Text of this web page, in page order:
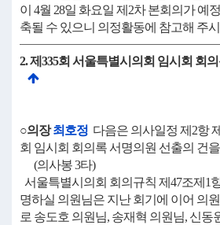
이 4월 28일 화요일 제2차 본회의가 예
축될 수 있으니 의정활동에 참고해 주
2. 제335회 서울특별시의회 임시회 회
○의장최호정 다음은 의사일정 제2항
회 임시회 회의록 서명의원 선출의 건
(의사봉 3타)
서울특별시의회 회의규칙 제47조제1
명하실 의원님은 지난 회기에 이어 의
로 송도호 의원님, 송재혁 의원님, 신동